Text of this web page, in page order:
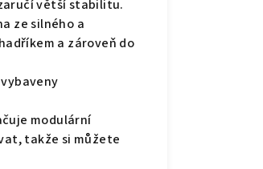
větší stabilitu.
ze silného a
a zároveň do
modulární
takže si můžete